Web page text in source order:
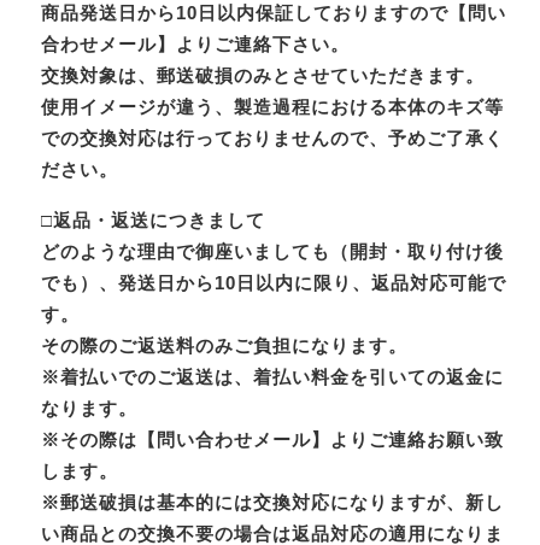
商品発送日から10日以内保証しておりますので【問い
合わせメール】よりご連絡下さい。
交換対象は、郵送破損のみとさせていただきます。
使用イメージが違う、製造過程における本体のキズ等
での交換対応は行っておりませんので、予めご了承く
ださい。
□返品・返送につきまして
どのような理由で御座いましても（開封・取り付け後
でも）、発送日から10日以内に限り、返品対応可能で
す。
その際のご返送料のみご負担になります。
※着払いでのご返送は、着払い料金を引いての返金に
なります。
※その際は【問い合わせメール】よりご連絡お願い致
します。
※郵送破損は基本的には交換対応になりますが、新し
い商品との交換不要の場合は返品対応の適用になりま